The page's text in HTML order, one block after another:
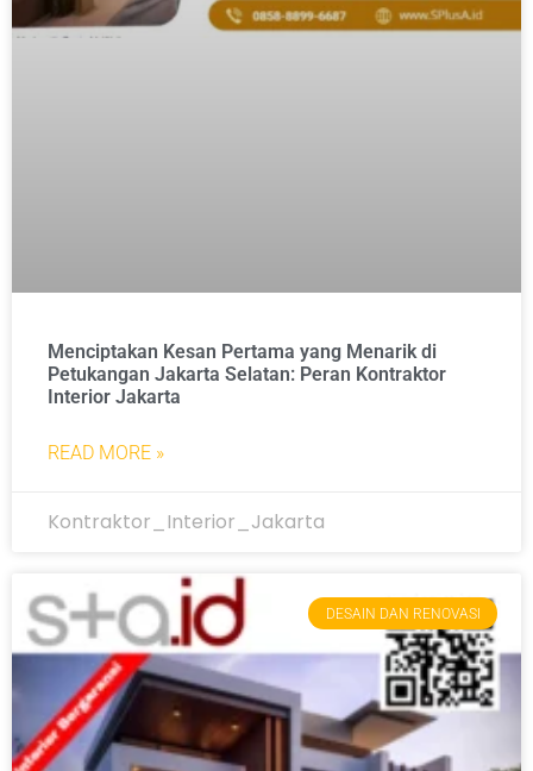
Menciptakan Kesan Pertama yang Menarik di
Petukangan Jakarta Selatan: Peran Kontraktor
Interior Jakarta
READ MORE »
Kontraktor_Interior_Jakarta
DESAIN DAN RENOVASI